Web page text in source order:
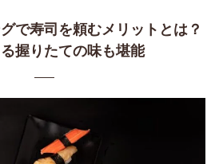
で寿司を頼むメリットとは？
握りたての味も堪能